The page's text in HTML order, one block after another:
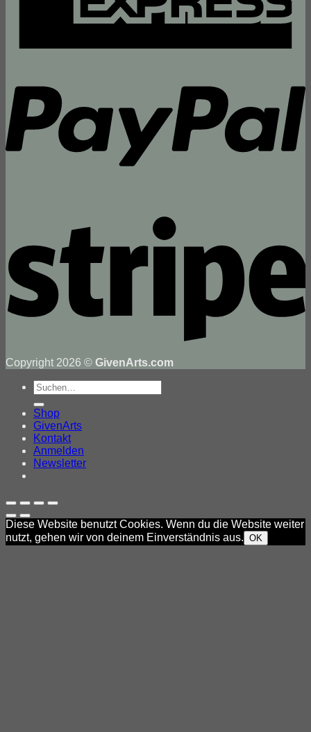
Copyright 2026 © GivenArts.com
Suche
nach:
Shop
GivenArts
Kontakt
Anmelden
Newsletter
Diese Website benutzt Cookies. Wenn du die Website weiter
nutzt, gehen wir von deinem Einverständnis aus. OK